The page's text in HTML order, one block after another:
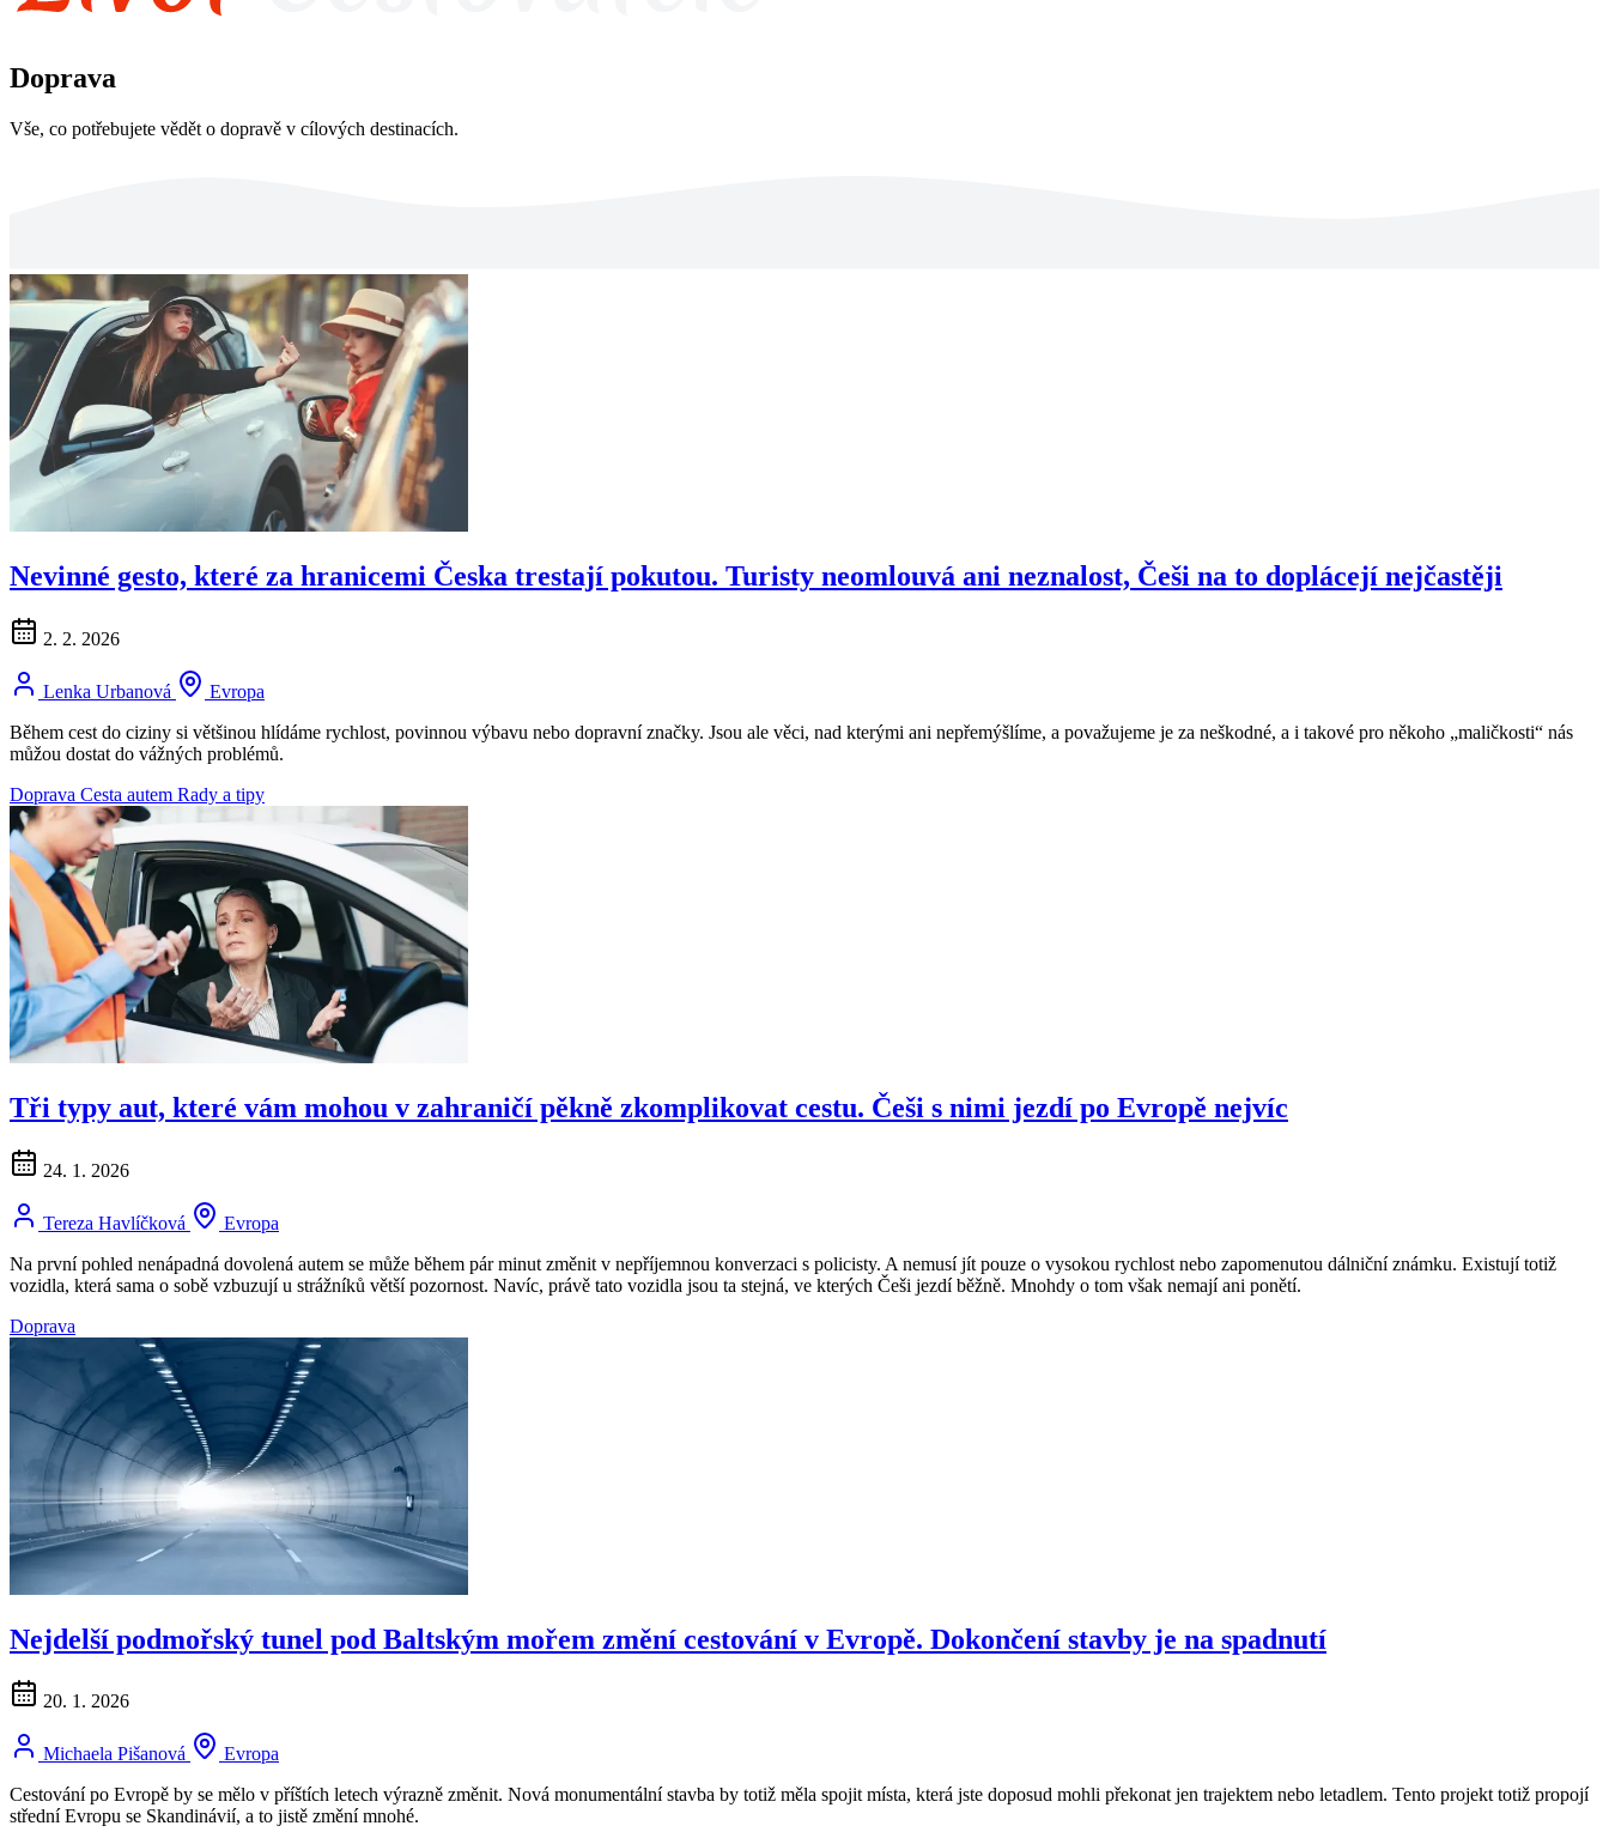
Doprava
Vše, co potřebujete vědět o dopravě v cílových destinacích.
Nevinné gesto, které za hranicemi Česka trestají pokutou. Turisty neomlouvá ani neznalost, Češi na to doplácejí nejčastěji
2. 2. 2026
Lenka Urbanová
Evropa
Během cest do ciziny si většinou hlídáme rychlost, povinnou výbavu nebo dopravní značky. Jsou ale věci, nad kterými ani nepřemýšlíme, a považujeme je za neškodné, a i takové pro někoho „maličkosti“ nás
můžou dostat do vážných problémů.
Doprava Cesta autem Rady a tipy
Tři typy aut, které vám mohou v zahraničí pěkně zkomplikovat cestu. Češi s nimi jezdí po Evropě nejvíc
24. 1. 2026
Tereza Havlíčková
Evropa
Na první pohled nenápadná dovolená autem se může během pár minut změnit v nepříjemnou konverzaci s policisty. A nemusí jít pouze o vysokou rychlost nebo zapomenutou dálniční známku. Existují totiž
vozidla, která sama o sobě vzbuzují u strážníků větší pozornost. Navíc, právě tato vozidla jsou ta stejná, ve kterých Češi jezdí běžně. Mnohdy o tom však nemají ani ponětí.
Doprava
Nejdelší podmořský tunel pod Baltským mořem změní cestování v Evropě. Dokončení stavby je na spadnutí
20. 1. 2026
Michaela Pišanová
Evropa
Cestování po Evropě by se mělo v příštích letech výrazně změnit. Nová monumentální stavba by totiž měla spojit místa, která jste doposud mohli překonat jen trajektem nebo letadlem. Tento projekt totiž propojí
střední Evropu se Skandinávií, a to jistě změní mnohé.